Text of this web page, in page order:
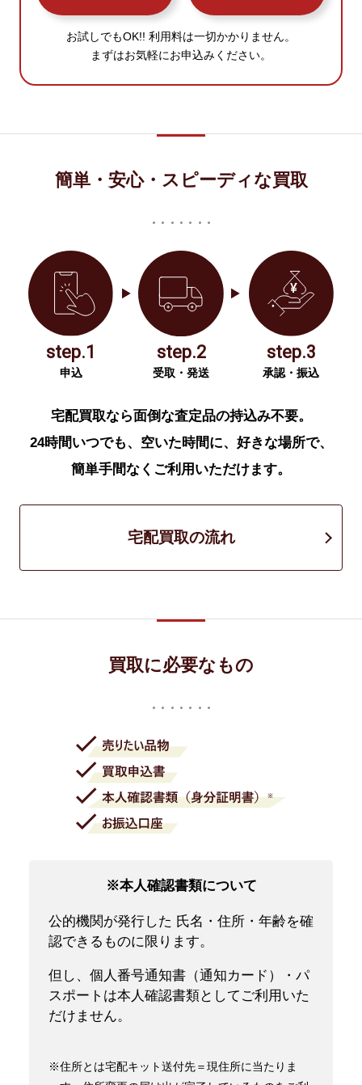
お試しでもOK!! 利用料は一切かかりません。
まずはお気軽にお申込みください。
簡単・安心・スピーディな買取
step.1
申込
step.2
受取・発送
step.3
承認・振込
宅配買取なら面倒な査定品の持込み不要。
24時間いつでも、空いた時間に、好きな場所で、
簡単手間なくご利用いただけます。
宅配買取の流れ
買取に必要なもの
※本人確認書類について
公的機関が発行した 氏名・住所・年齢を確
認できるものに限ります。
但し、個人番号通知書（通知カード）・パ
スポートは本人確認書類としてご利用いた
だけません。
※住所とは宅配キット送付先＝現住所に当たりま